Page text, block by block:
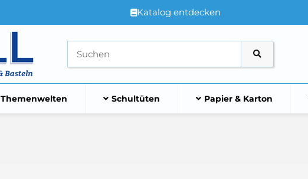
Katalog entdecken
Themenwelten Schultüten Papier & Karton